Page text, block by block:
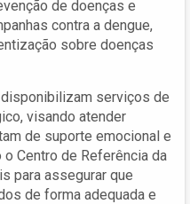
de doenças e
contra a dengue,
sobre doenças
serviços de
visando atender
de suporte emocional e
Centro de Referência da
para assegurar que
de forma adequada e